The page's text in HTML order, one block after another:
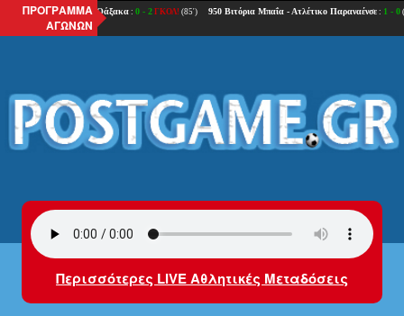
ΠΡΟΓΡΑΜΜΑ
ΑΓΩΝΩΝ
Περισσότερες LIVE Αθλητικές Μεταδόσεις